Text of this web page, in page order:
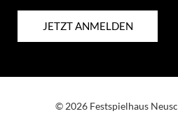
JETZT ANMELDEN
© 2026 Festspielhaus